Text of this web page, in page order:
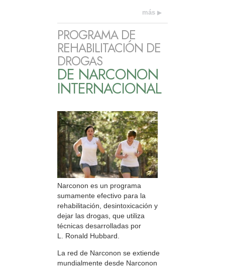
más
PROGRAMA DE
REHABILITACIÓN DE
DROGAS
DE NARCONON
INTERNACIONAL
Narconon es un programa
sumamente efectivo para la
rehabilitación, desintoxicación y
dejar las drogas, que utiliza
técnicas desarrolladas por
L. Ronald Hubbard.
La red de Narconon se extiende
mundialmente desde Narconon